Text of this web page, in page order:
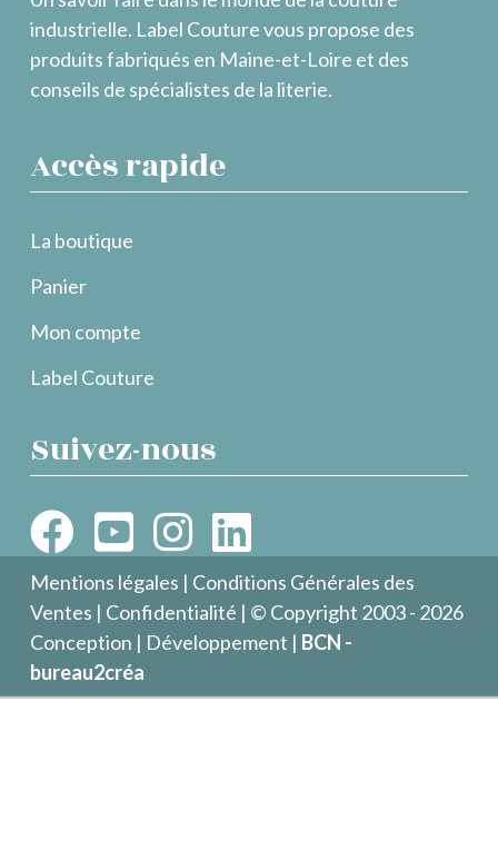
industrielle. Label Couture vous propose des
produits fabriqués en Maine-et-Loire et des
conseils de spécialistes de la literie.
Accès rapide
La boutique
Panier
Mon compte
Label Couture
Suivez-nous
Mentions légales | Conditions Générales des
Ventes | Confidentialité | © Copyright 2003 - 2026
Conception | Développement | BCN -
bureau2créa